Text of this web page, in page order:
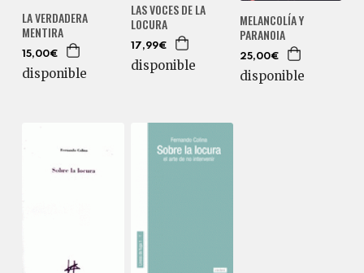
LA VERDADERA
MENTIRA
15,00€
disponible
LAS VOCES DE LA
LOCURA
17,99€
disponible
MELANCOLÍA Y
PARANOIA
25,00€
disponible